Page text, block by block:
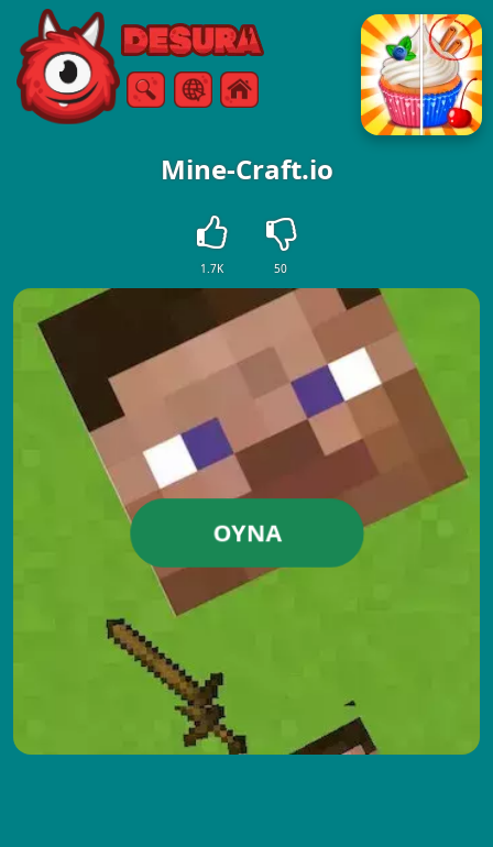
Free Online Games
AramaMenü
Mine-Craft.io
1.7K 50
OYNA